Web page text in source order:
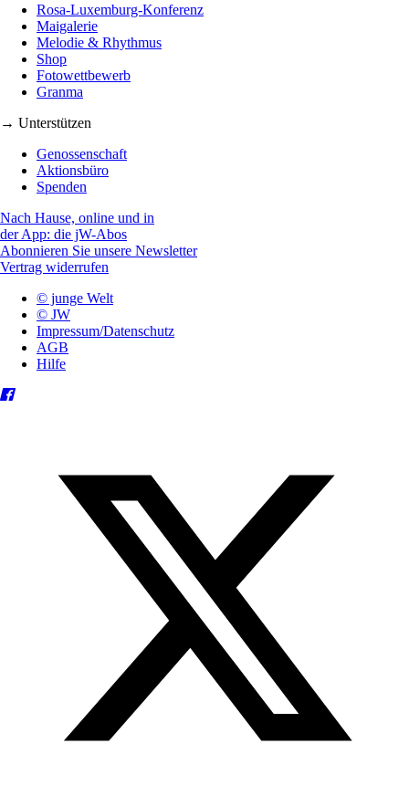
Rosa-Luxemburg-Konferenz
Maigalerie
Melodie & Rhythmus
Shop
Fotowettbewerb
Granma
→ Unterstützen
Genossenschaft
Aktionsbüro
Spenden
Nach Hause, online und in
der App: die jW-Abos
Abonnieren Sie unsere Newsletter
Vertrag widerrufen
© junge Welt
© JW
Impressum/Datenschutz
AGB
Hilfe